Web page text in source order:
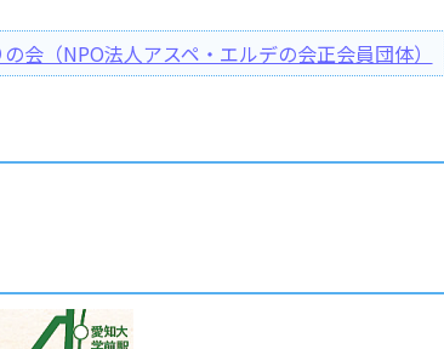
会（NPO法人アスペ・エルデの会正会員団体）